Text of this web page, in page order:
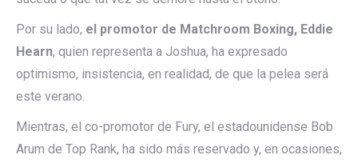
Por su lado, el promotor de Matchroom Boxing, Eddie
Hearn, quien representa a Joshua, ha expresado
optimismo, insistencia, en realidad, de que la pelea será
este verano.
Mientras, el co-promotor de Fury, el estadounidense Bob
Arum de Top Rank, ha sido más reservado y, en ocasiones,